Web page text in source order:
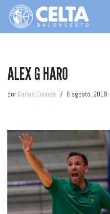
Saltar
ALEX G HARO
por Carlos Colinas 6 agosto, 2019